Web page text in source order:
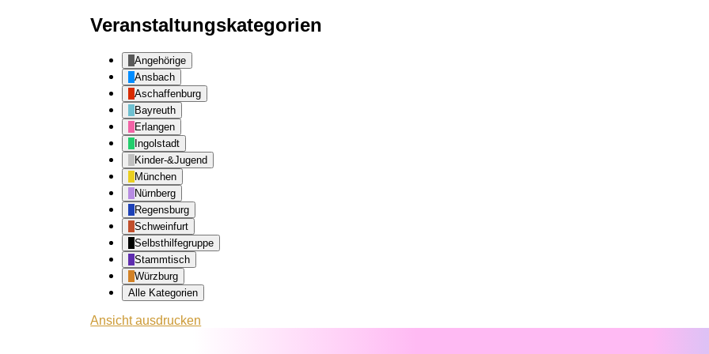
Veranstaltungskategorien
Angehörige
Ansbach
Aschaffenburg
Bayreuth
Erlangen
Ingolstadt
Kinder-&Jugend
München
Nürnberg
Regensburg
Schweinfurt
Selbsthilfegruppe
Stammtisch
Würzburg
Alle Kategorien
Ansichtausdrucken